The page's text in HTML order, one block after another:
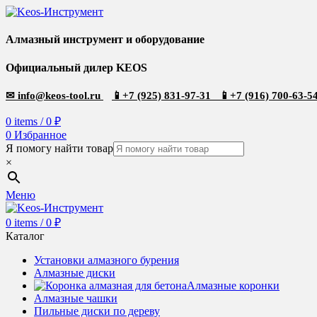
Алмазный инструмент и оборудование
Официальный дилер KEOS
✉ info@keos-tool.ru 📱 +7 (925) 831-97-31 📱 +7 (916) 700-63-
0 items / 0 ₽
0 Избранное
Я помогу найти товар
×
Меню
0 items / 0 ₽
Каталог
Установки алмазного бурения
Алмазные диски
Алмазные коронки
Алмазные чашки
Пильные диски по дереву